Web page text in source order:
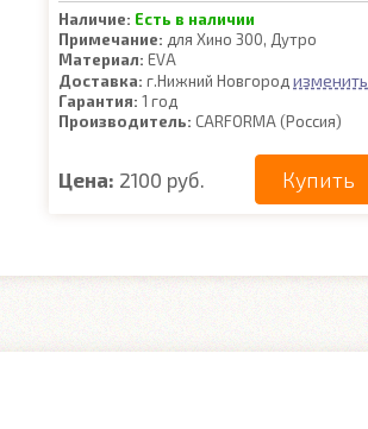
Наличие: Есть в наличии
Примечание: для Хино 300, Дутро
Материал: EVA
Доставка: г.Нижний Новгород изменить
Гарантия: 1 год
Производитель: CARFORMA (Россия)
Цена: 2100 руб. Купить